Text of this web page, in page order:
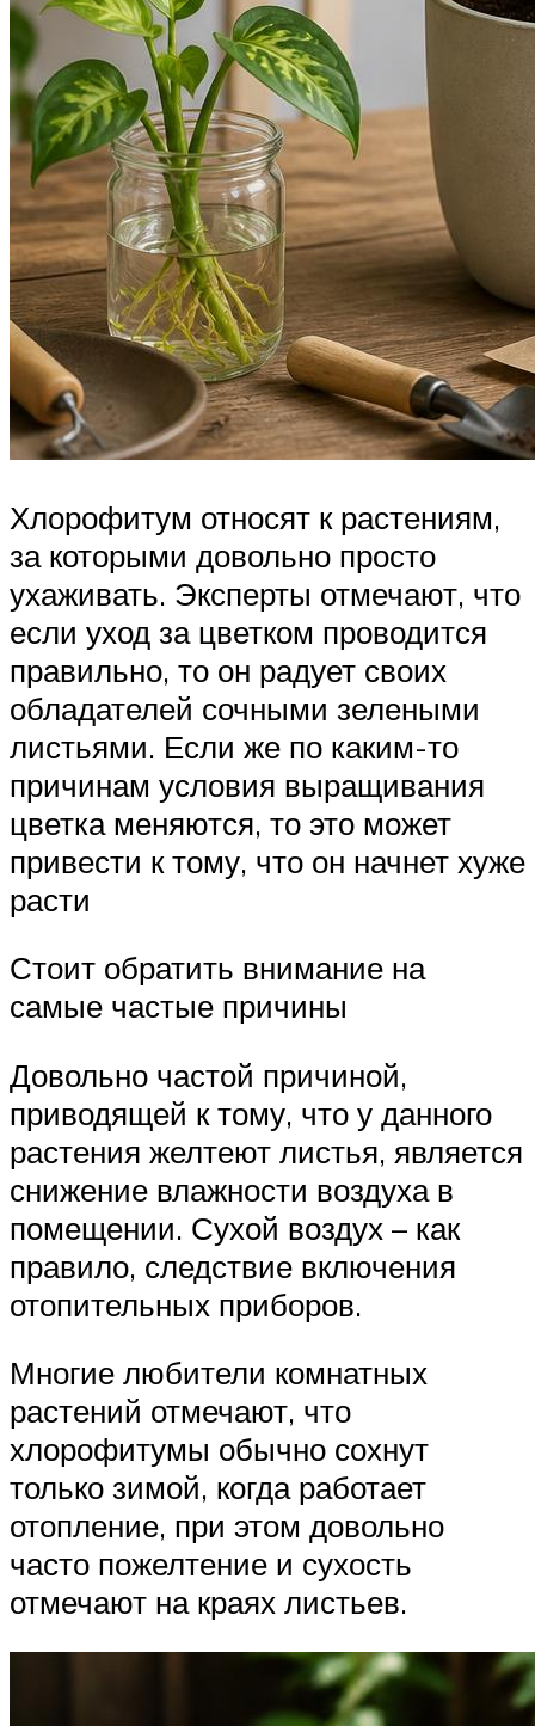
Хлорофитум относят к растениям,
за которыми довольно просто
ухаживать. Эксперты отмечают, что
если уход за цветком проводится
правильно, то он радует своих
обладателей сочными зелеными
листьями. Если же по каким-то
причинам условия выращивания
цветка меняются, то это может
привести к тому, что он начнет хуже
расти
Стоит обратить внимание на
самые частые причины
Довольно частой причиной,
приводящей к тому, что у данного
растения желтеют листья, является
снижение влажности воздуха в
помещении. Сухой воздух – как
правило, следствие включения
отопительных приборов.
Многие любители комнатных
растений отмечают, что
хлорофитумы обычно сохнут
только зимой, когда работает
отопление, при этом довольно
часто пожелтение и сухость
отмечают на краях листьев.